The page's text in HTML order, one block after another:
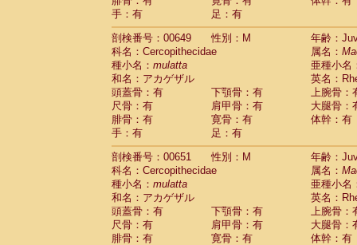
手：有
足：有
剖検番号：00649
性別：M
年齢：
科名：Cercopithecidae
属名：
種小名： mulatta
亜種小名
和名：アカゲザル
英名：
頭蓋骨：有
下顎骨：有
上腕骨：
尺骨：有
肩甲骨：有
大腿骨：
腓骨：有
寛骨：有
体幹：有
手：有
足：有
剖検番号：00651
性別：M
年齢：
科名：Cercopithecidae
属名：
種小名： mulatta
亜種小名
和名：アカゲザル
英名：
頭蓋骨：有
下顎骨：有
上腕骨：
尺骨：有
肩甲骨：有
大腿骨：
腓骨：有
寛骨：有
体幹：有